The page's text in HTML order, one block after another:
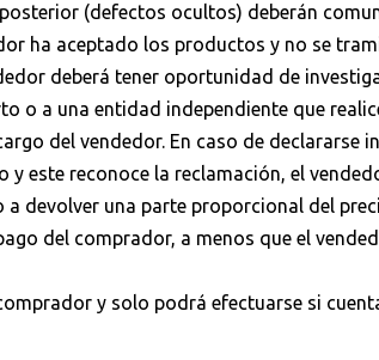
(defectos ocultos) deberán
ha aceptado los productos y no se
deberá tener oportunidad de
o a una entidad independiente que
del vendedor. En caso de
este reconoce la reclamación, el
devolver una parte proporcional del
del comprador, a menos que el
y solo podrá efectuarse si